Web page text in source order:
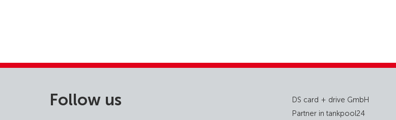
Follow us
DS card + drive GmbH
Partner in tankpool24